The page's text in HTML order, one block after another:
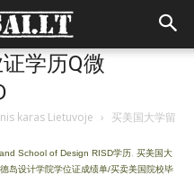
学历Q微
karas Lietuvoje › 买美国大学留
School of Design RISD学历 买美国大
岛设计学院学位证成绩单/买卖美国院校毕